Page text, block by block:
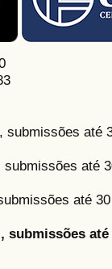
até
até
até